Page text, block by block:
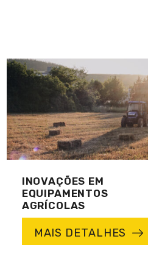
INOVAÇÕES EM
EQUIPAMENTOS
AGRÍCOLAS
MAIS DETALHES